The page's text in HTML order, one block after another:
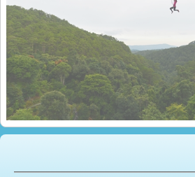
Le Vietnam, une terre de sensations